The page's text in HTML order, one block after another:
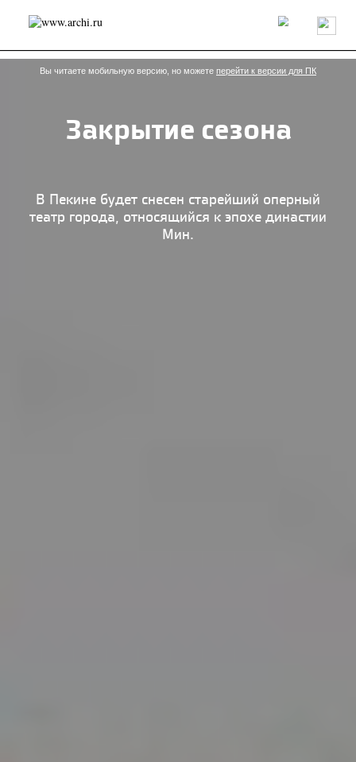
Россия Мир Технологии Интерьер Пресса
Архитекторы
Проекты
Конкурсы События Книги Вакансии
send.project Анонсы конкурсов
Блог
Интервью
Дизайн
Иностранцы в России
Интерьер
Книги
Наследие Образование
Урбанистика
Вы читаете мобильную версию, но можете перейти к версии для ПК
Закрытие сезона
В Пекине будет снесен старейший оперный
театр города, относящийся к эпохе династии
Мин.